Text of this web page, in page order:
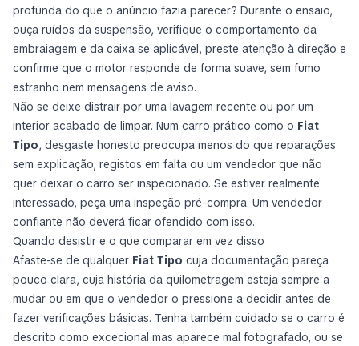
profunda do que o anúncio fazia parecer? Durante o ensaio,
ouça ruídos da suspensão, verifique o comportamento da
embraiagem e da caixa se aplicável, preste atenção à direção e
confirme que o motor responde de forma suave, sem fumo
estranho nem mensagens de aviso.
Não se deixe distrair por uma lavagem recente ou por um
interior acabado de limpar. Num carro prático como o Fiat
Tipo, desgaste honesto preocupa menos do que reparações
sem explicação, registos em falta ou um vendedor que não
quer deixar o carro ser inspecionado. Se estiver realmente
interessado, peça uma inspeção pré-compra. Um vendedor
confiante não deverá ficar ofendido com isso.
Quando desistir e o que comparar em vez disso
Afaste-se de qualquer Fiat Tipo cuja documentação pareça
pouco clara, cuja história da quilometragem esteja sempre a
mudar ou em que o vendedor o pressione a decidir antes de
fazer verificações básicas. Tenha também cuidado se o carro é
descrito como excecional mas aparece mal fotografado, ou se